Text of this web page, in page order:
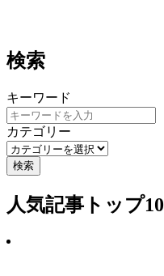
検索
キーワード
カテゴリー
検索
人気記事トップ10